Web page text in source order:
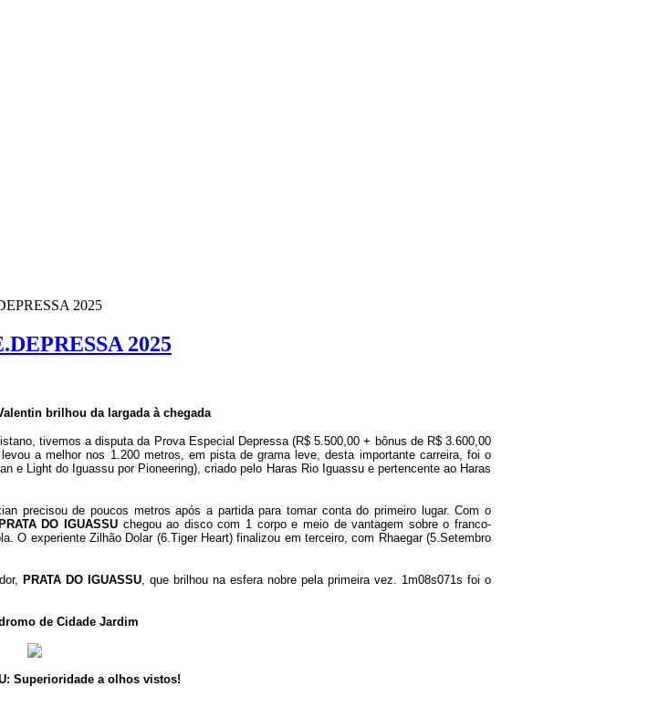
2025
2025
brilhou da largada à chegada
tivemos a disputa da Prova Especial Depressa (R$ 5.500,00 + bônus de R$ 3.600,00
a melhor nos 1.200 metros, em pista de grama leve, desta importante carreira, foi o
e Light do Iguassu por Pioneering), criado pelo Haras Rio Iguassu e pertencente ao Haras
precisou de poucos metros após a partida para tomar conta do primeiro lugar. Com o
DO IGUASSU chegou ao disco com 1 corpo e meio de vantagem sobre o franco-
O experiente Zilhão Dolar (6.Tiger Heart) finalizou em terceiro, com Rhaegar (5.Setembro
PRATA DO IGUASSU , que brilhou na esfera nobre pela primeira vez. 1m08s071s foi o
de Cidade Jardim
Superioridade a olhos vistos!